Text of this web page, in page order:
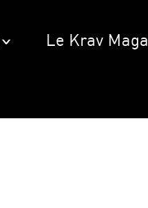
Le Krav Maga